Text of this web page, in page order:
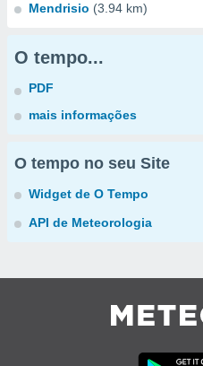
Mendrisio (3.94 km)
O tempo...
PDF
mais informações
O tempo no seu Site
Widget de O Tempo
API de Meteorologia